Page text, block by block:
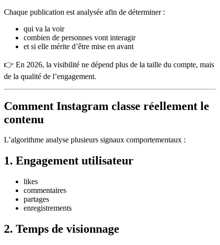
Chaque publication est analysée afin de déterminer :
qui va la voir
combien de personnes vont interagir
et si elle mérite d’être mise en avant
👉 En 2026, la visibilité ne dépend plus de la taille du compte, mais
de la qualité de l’engagement.
Comment Instagram classe réellement le
contenu
L’algorithme analyse plusieurs signaux comportementaux :
1. Engagement utilisateur
likes
commentaires
partages
enregistrements
2. Temps de visionnage